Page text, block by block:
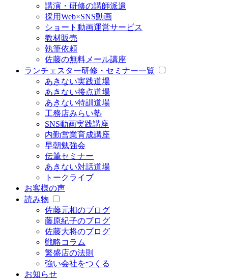
講演・研修の講師派遣
採用Web×SNS動画
ショート動画運営サービス
教材販売
執筆依頼
佐藤の無料メール講座
ランチェスター研修・セミナー一覧
あきない実践道場
あきない接点道場
あきない特訓道場
工務店みらい塾
SNS動画実践講座
内勤営業育成講座
早朝勉強会
伝筆セミナー
あきない対話道場
トークライブ
お客様の声
読み物
佐藤元相のブログ
藤原紀子のブログ
佐藤大将のブログ
戦略コラム
繁盛店の法則
強い会社をつくる
お知らせ